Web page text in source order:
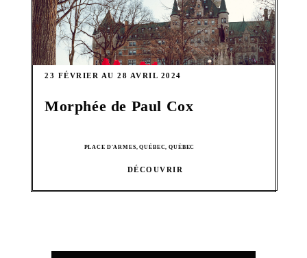
23 FÉVRIER AU 28 AVRIL 2024
Morphée de Paul Cox
PLACE D'ARMES, QUÉBEC, QUÉBEC
DÉCOUVRIR